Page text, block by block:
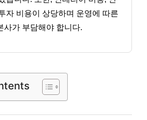
자 비용이 상당하며 운영에 따른
사가 부담해야 합니다.